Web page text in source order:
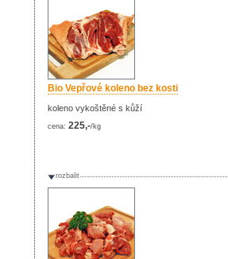
Bio Vepřové koleno bez kosti
koleno vykoštěné s kůží
cena: 225,-/kg
rozbalit